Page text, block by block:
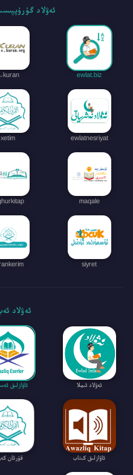
ئەۋلاد
ewlat.biz
kuran
ewlatnesriyat
xetim
maqale
siyret
ئەۋلاد
ئەۋلاد ئىملا ئاۋازلىق
ئاۋازلىق كىتاب قۇرئان